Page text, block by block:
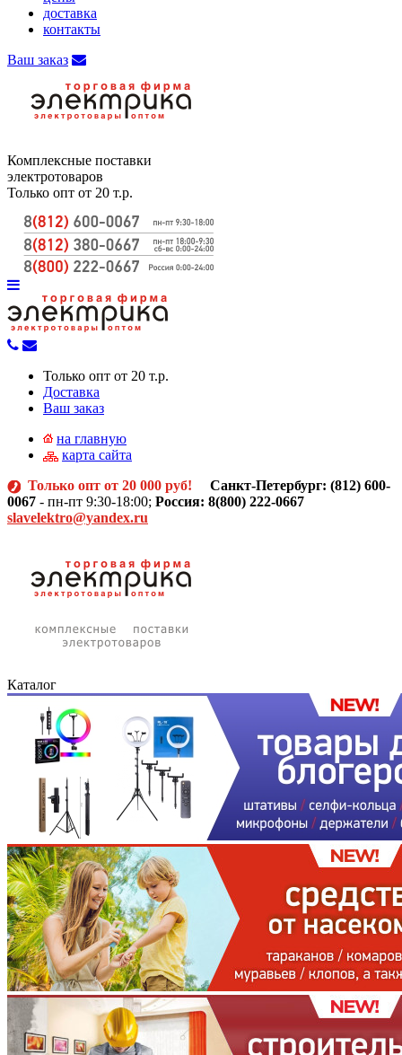
доставка
контакты
Ваш заказ
Комплексные поставки
электротоваров
Только опт от 20 т.р.
Только опт от 20 т.р.
Доставка
Ваш заказ
на главную
карта сайта
Только опт от 20 000 руб! Санкт-Петербург: (812) 600-
0067 - пн-пт 9:30-18:00; Россия: 8(800) 222-0667
slavelektro@yandex.ru
Каталог